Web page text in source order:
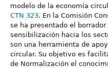
modelo de la economía
CTN 323. En la Comisión
se ha presentado el
sensibilización hacia los
son una herramienta de
circular. Su objetivo es
de Normalización el